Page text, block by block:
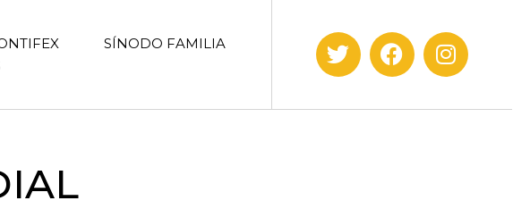
SÍNODO FAMILIA